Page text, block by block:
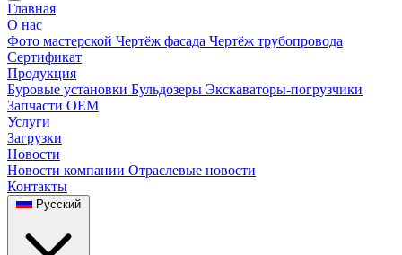
Главная
О нас
Фото мастерской Чертёж фасада Чертёж трубопровода
Сертификат
Продукция
Буровые установки Бульдозеры Экскаваторы-погрузчики
Запчасти OEM
Услуги
Загрузки
Новости
Новости компании Отраслевые новости
Контакты
Русский